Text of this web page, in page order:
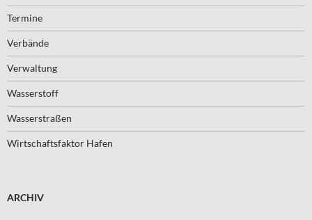
Termine
Verbände
Verwaltung
Wasserstoff
Wasserstraßen
Wirtschaftsfaktor Hafen
ARCHIV